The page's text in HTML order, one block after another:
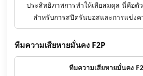
ประสิทธิภาพการทำให้เสียสมดุล นี่คือตั
สำหรับการสปีดรันบอสและการแข่งค
ทีมความเสียหายมั่นคง F2P
ทีมความเสียหายมั่นคง